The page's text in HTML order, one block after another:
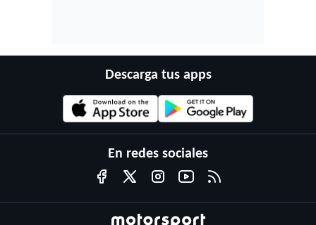
Descarga tus apps
En redes sociales